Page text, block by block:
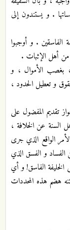
. و يستندون إلى
الفاسقين . و أوجبوا
من أهل الإثبات .
بغصب الأموال ، و
و تعطيل الحدود ،
تقديم المفضول على
السنة عن الخلافة ،
الواقع الذي جرى
و الفسق الذي
الخليفة الفاسق! و أي
هضم هذه المحددات